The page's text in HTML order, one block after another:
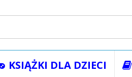
KSIĄŻKI DLA DZIECI